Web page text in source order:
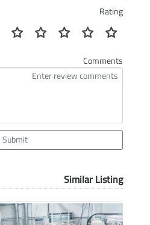
Rating
Comments
Submit
Similar Listing